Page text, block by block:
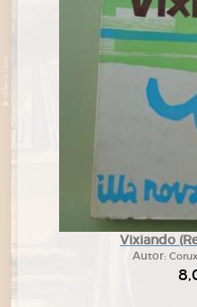
Vixiando
Autor: